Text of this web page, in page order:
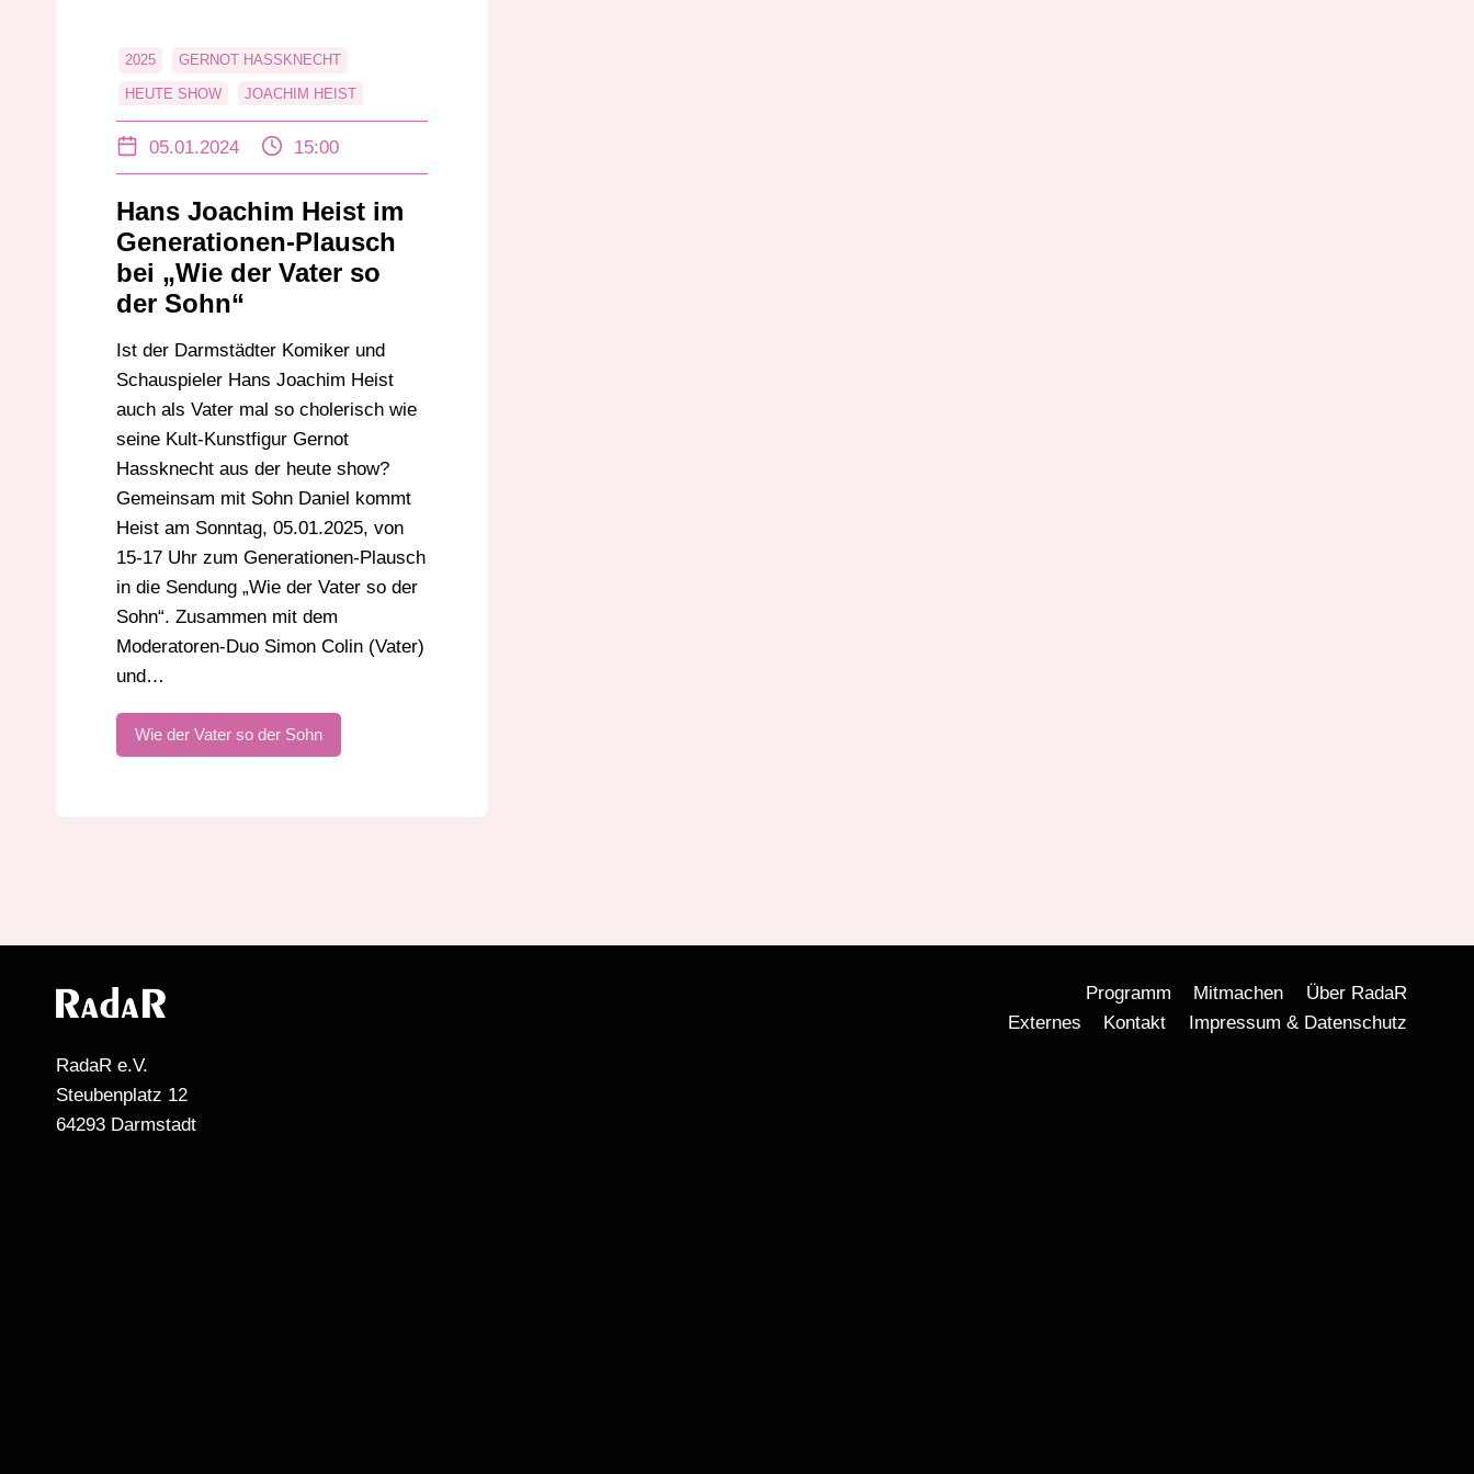
2025 GERNOT HASSKNECHT
HEUTE SHOW JOACHIM HEIST
WIE DER VATER SO DER SOHN
05.01.2024 15:00
Hans Joachim Heist im
Generationen-Plausch
bei „Wie der Vater so
der Sohn“
Ist der Darmstädter Komiker und
Schauspieler Hans Joachim Heist
auch als Vater mal so cholerisch wie
seine Kult-Kunstfigur Gernot
Hassknecht aus der heute show?
Gemeinsam mit Sohn Daniel kommt
Heist am Sonntag, 05.01.2025, von
15-17 Uhr zum Generationen-Plausch
in die Sendung „Wie der Vater so der
Sohn“. Zusammen mit dem
Moderatoren-Duo Simon Colin (Vater)
und…
Wie der Vater so der Sohn
RadaR e.V.
Steubenplatz 12
64293 Darmstadt
Programm Mitmachen
Über RadaR
Externes
Kontakt Impressum & Datenschutz